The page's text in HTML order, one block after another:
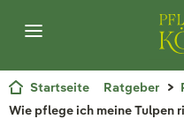
Startseite Ratgeber
Wie pflege ich meine Tulpen